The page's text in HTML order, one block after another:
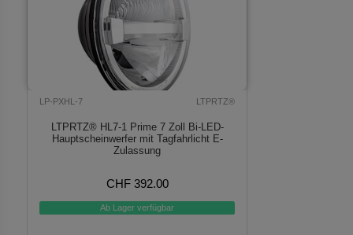
LP-PXHL-7 LTPRTZ®
LTPRTZ® HL7-1 Prime 7 Zoll Bi-LED-
Hauptscheinwerfer mit Tagfahrlicht E-
Zulassung
CHF 392.00
Ab Lager verfügbar